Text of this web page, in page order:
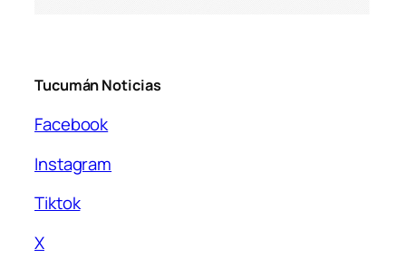
Tucumán Noticias
Facebook
Instagram
Tiktok
X